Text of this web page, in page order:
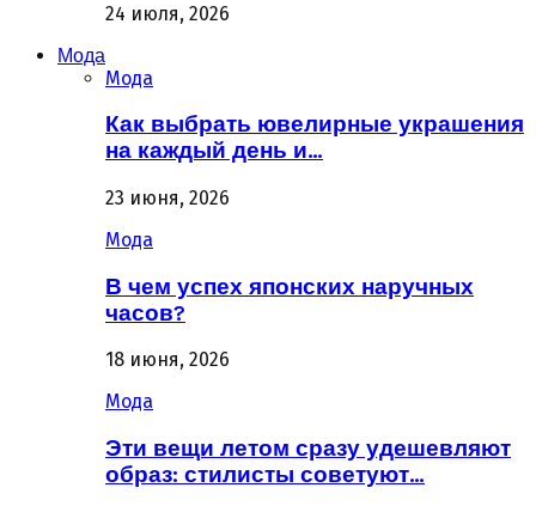
24 июля, 2026
Мода
Мода
Как выбрать ювелирные украшения
на каждый день и…
23 июня, 2026
Мода
В чем успех японских наручных
часов?
18 июня, 2026
Мода
Эти вещи летом сразу удешевляют
образ: стилисты советуют…